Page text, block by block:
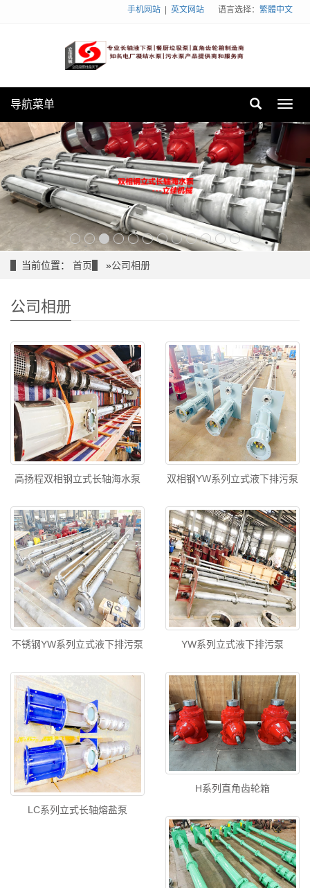
语言选择： 繁體中文
手机网站 英文网站
导航菜单
当前位置： 首页 »公司相册
公司相册
高扬程双相钢立式长轴海水泵 双相钢YW系列立式液下排污泵
不锈钢YW系列立式液下排污泵 YW系列立式液下排污泵
LC系列立式长轴熔盐泵
H系列直角齿轮箱